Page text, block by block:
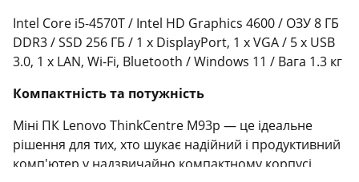
Intel Core i5-4570T / Intel HD Graphics 4600 / ОЗУ 8 ГБ
DDR3 / SSD 256 ГБ / 1 x DisplayPort, 1 x VGA / 5 x USB
3.0, 1 x LAN, Wi-Fi, Bluetooth / Windows 11 / Вага 1.3 кг
Компактність та потужність
Міні ПК Lenovo ThinkCentre M93p — це ідеальне
рішення для тих, хто шукає надійний і продуктивний
комп'ютер у надзвичайно компактному корпусі.